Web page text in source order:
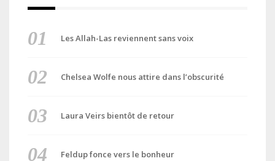
Les Allah-Las reviennent sans voix
Chelsea Wolfe nous attire dans l’obscurité
Laura Veirs bientôt de retour
Feldup fonce vers le bonheur